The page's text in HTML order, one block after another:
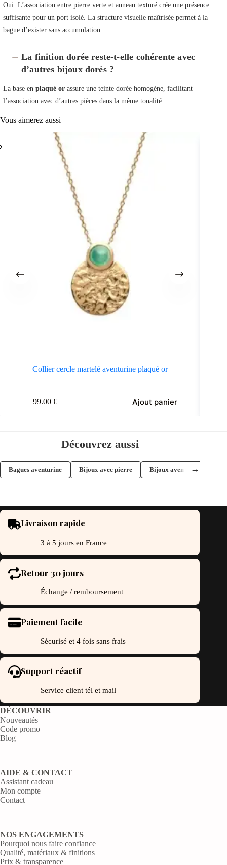
Oui. L’association entre pierre verte et anneau texturé crée une présence
suffisante pour un port isolé. La structure visuelle maîtrisée permet à la
bague d’exister sans accumulation.
La finition dorée reste-t-elle cohérente avec
d’autres bijoux dorés ?
La base en plaqué or assure une teinte dorée homogène, facilitant
l’association avec d’autres pièces dans la même tonalité.
Vous aimerez aussi
Collier cercle martelé aventurine plaqué or
99.00 € Ajout panier
Découvrez aussi
Bagues aventurine Bijoux avec pierre Bijoux aventurine
→
Livraison rapide
3 à 5 jours en France
Retour 30 jours
Échange / remboursement
Paiement facile
Sécurisé et 4 fois sans frais
Support réactif
Service client tél et mail
DÉCOUVRIR
Nouveautés
Code promo
Blog
AIDE & CONTACT
Assistant cadeau
Mon compte
Contact
NOS ENGAGEMENTS
Pourquoi nous faire confiance
Qualité, matériaux & finitions
Prix & transparence